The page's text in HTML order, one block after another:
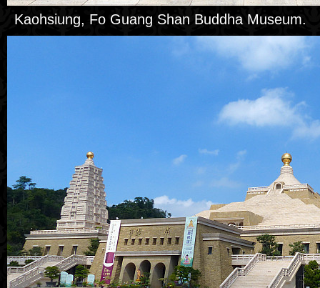
Kaohsiung, Fo Guang Shan Buddha Museum.